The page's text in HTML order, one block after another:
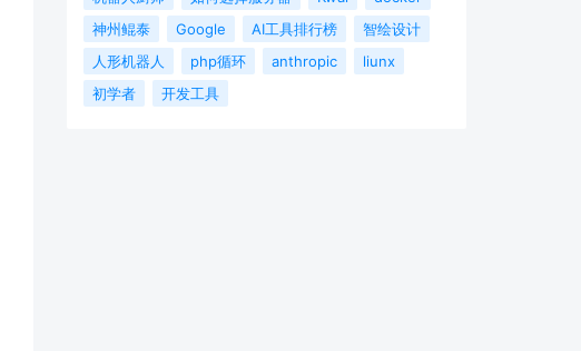
神州鲲泰
Google AI工具排行榜
智绘设计
人形机器人
php循环 anthropic
liunx
初学者
开发工具